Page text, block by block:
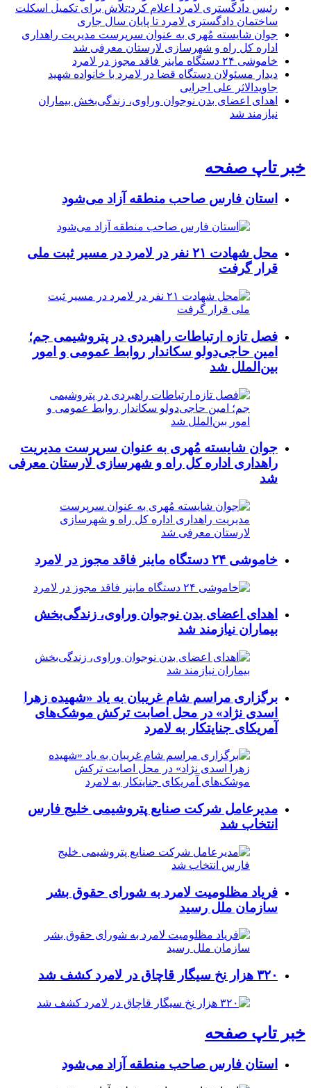
رئیس دادگستری لامرد اعلام کرد:تلاش برای تکمیل اسکلت
ساختمان دادگستری لامرد تا پایان سال جاری
جوان شایسته مُهری به عنوان سرپرست مدیریت راهداری
اداره کل راه و شهرسازی لارستان معرفی شد
خاموشی ۲۴ دستگاه ماینر فاقد مجوز در لامرد
دیدار مسئولان دستگاه قضا در لامرد با خانواده شهید
جاویدالاثر علی اجرایی
اهدای اعضای بدن نوجوان وراوی، زندگی‌بخش بیماران
نیازمند شد
خبر تاپ صفحه
استان فارس صاحب منطقه آزاد می‌شود
محل شهادت ۲۱ نفر در لامرد در مسیر ثبت ملی
قرار گرفت
فصل تازه ارتباطات راهبردی در پتروشیمی جم؛
امین حاجی‌دولو سکاندار روابط عمومی و امور
بین‌الملل شد
جوان شایسته مُهری به عنوان سرپرست مدیریت
راهداری اداره کل راه و شهرسازی لارستان معرفی
شد
خاموشی ۲۴ دستگاه ماینر فاقد مجوز در لامرد
اهدای اعضای بدن نوجوان وراوی، زندگی‌بخش
بیماران نیازمند شد
برگزاری مراسم شام غریبان به یاد «شهیده زهرا
اسدی نژاد» در محل اصابت ترکش موشک‌های
آمریکای جنایتکار به لامرد
مدیرعامل شرکت صنایع پتروشیمی خلیج فارس
انتخاب شد
فریاد مظلومیت لامرد به شورای حقوق بشر
سازمان ملل رسید
۳۲۰ هزار نخ سیگار قاچاق در لامرد کشف شد
خبر تاپ صفحه
استان فارس صاحب منطقه آزاد می‌شود